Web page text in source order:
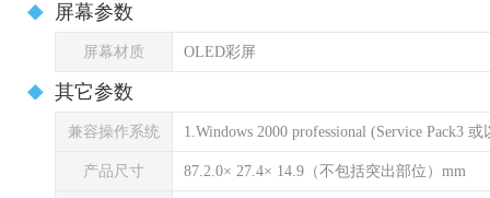
屏幕参数
屏幕材质 OLED彩屏
其它参数
兼容操作系统 1.Windows 2000 professional (Service Pack3 或
产品尺寸 87.2.0× 27.4× 14.9（不包括突出部位）mm